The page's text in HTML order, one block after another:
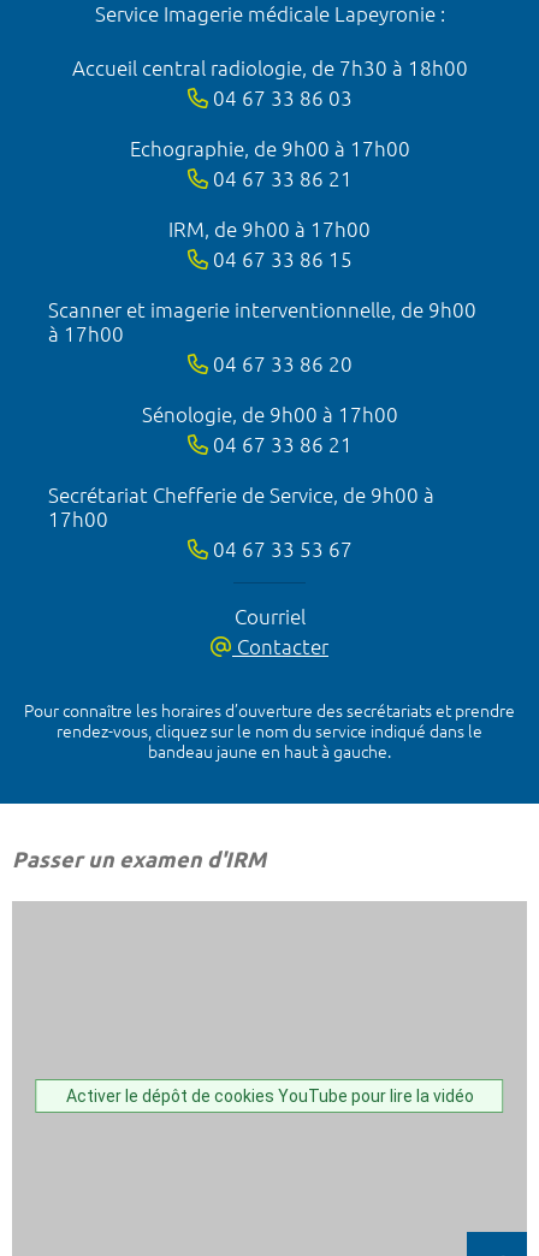
Service Imagerie médicale Lapeyronie :
Accueil central radiologie, de 7h30 à 18h00
04 67 33 86 03
Echographie, de 9h00 à 17h00
04 67 33 86 21
IRM, de 9h00 à 17h00
04 67 33 86 15
Scanner et imagerie interventionnelle, de 9h00
à 17h00
04 67 33 86 20
Sénologie, de 9h00 à 17h00
04 67 33 86 21
Secrétariat Chefferie de Service, de 9h00 à
17h00
04 67 33 53 67
Courriel
Contacter
Pour connaître les horaires d’ouverture des secrétariats et prendre
rendez-vous, cliquez sur le nom du service indiqué dans le
bandeau jaune en haut à gauche.
Passer un examen d'IRM
Activer le dépôt de cookies YouTube pour lire la vidéo